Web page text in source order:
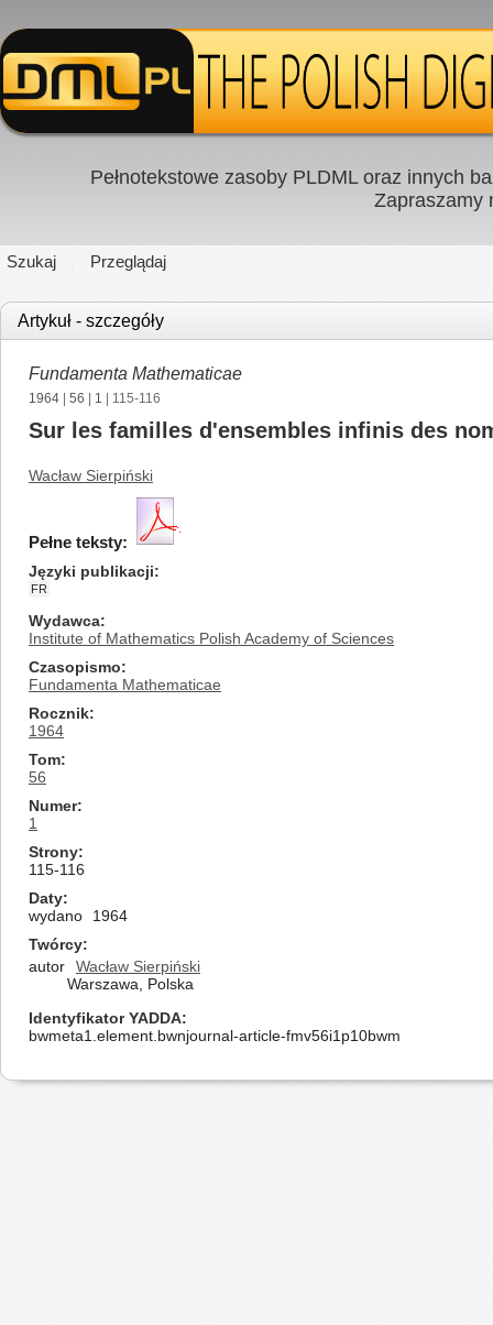
Pełnotekstowe zasoby PLDML oraz innych
Zapraszamy
Szukaj Przeglądaj
Artykuł - szczegóły
Fundamenta Mathematicae
1964 56 1 | 115-116
Sur les familles d'ensembles infinis des
Wacław Sierpiński
Pełne teksty:
Języki publikacji
FR
Wydawca
Institute of Mathematics Polish Academy of Sciences
Czasopismo
Fundamenta Mathematicae
Rocznik
1964
Tom
56
Numer
1
Strony
115-116
Daty
wydano
1964
Twórcy
autor
Wacław Sierpiński
Warszawa, Polska
Identyfikator YADDA
bwmeta1.element.bwnjournal-article-fmv56i1p10bwm